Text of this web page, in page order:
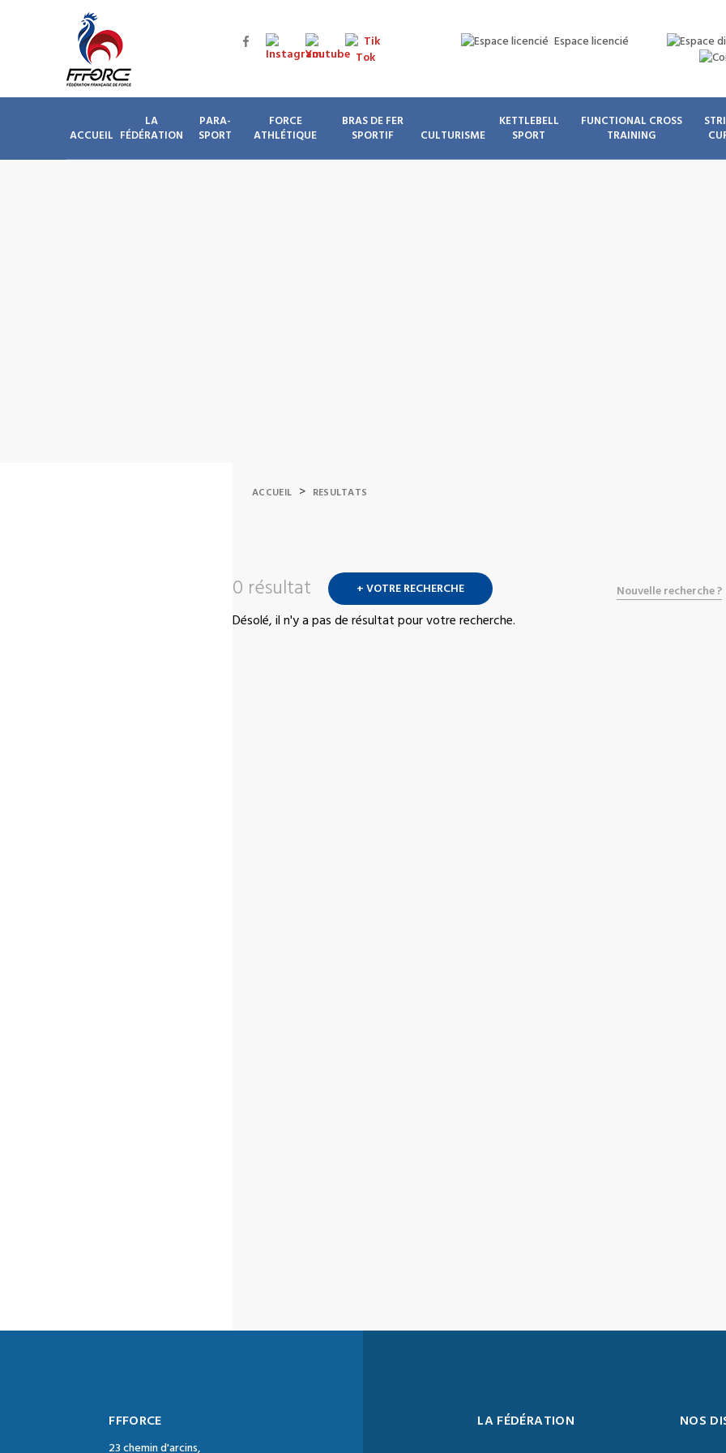
Espace licencié
ACCUEIL
LA
FÉDÉRATION
PARA-
SPORT
FORCE
ATHLÉTIQUE
BRAS DE FER
SPORTIF
CULTURISME
KETTLEBELL
SPORT
FUNCTIONAL CROSS
TRAINING
ACCUEIL > RESULTATS
0 résultat + VOTRE RECHERCHE Nouvelle recherche ?
Désolé, il n'y a pas de résultat pour votre recherche.
FFFORCE
23 chemin d'arcins,
LA FÉDÉRATION NOS